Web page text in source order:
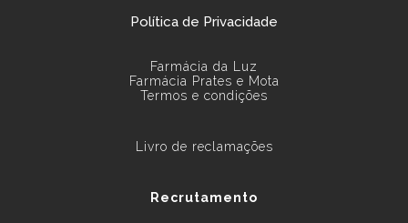
Política de Privacidade
Farmácia da Luz
Farmácia Prates e Mota
Termos e condições
Livro de reclamações
Recrutamento